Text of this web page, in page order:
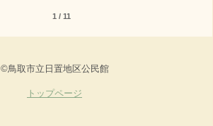
1 / 11
©鳥取市立日置地区公民館
トップページ